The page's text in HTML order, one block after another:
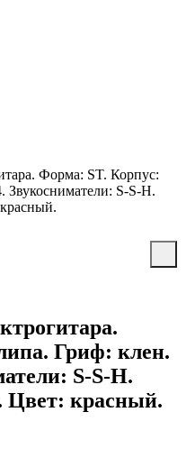
Форма: ST. Корпус:
S-S-H.
Гриф: клен.
S-S-H.
Цвет: красный.